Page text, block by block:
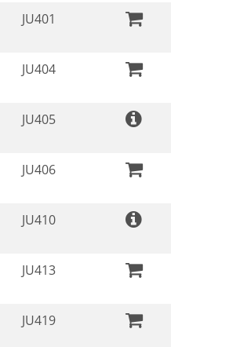
JU401
JU404
JU405
JU406
JU410
JU413
JU419